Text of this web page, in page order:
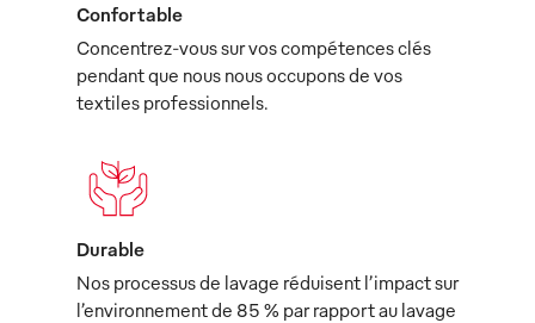
Confortable
Concentrez-vous sur vos compétences clés
pendant que nous nous occupons de vos
textiles professionnels.
Durable
Nos processus de lavage réduisent l’impact sur
l’environnement de 85 % par rapport au lavage